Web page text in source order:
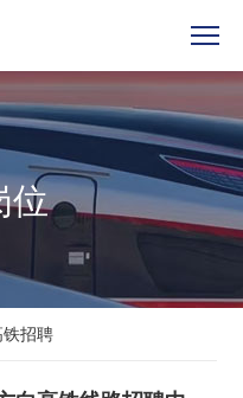
位
铁招聘